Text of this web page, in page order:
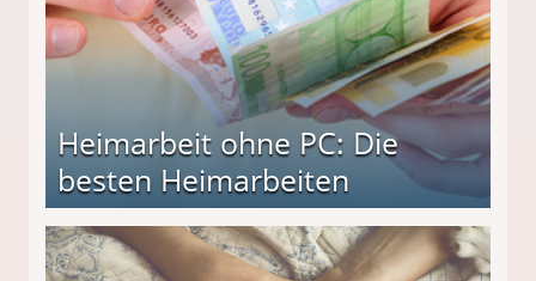
Heimarbeit ohne PC: Die
besten Heimarbeiten